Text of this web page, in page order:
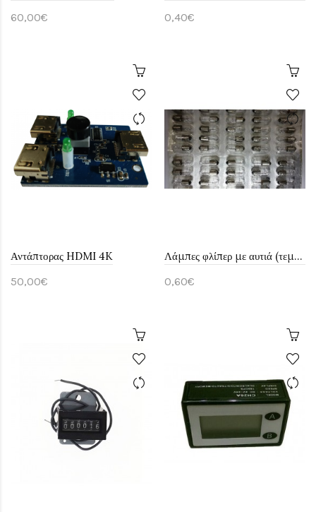
60,00€
0,40€
Αντάπτορας HDMI 4K
50,00€
Λάμπες φλίπερ με αυτιά (τεμάχιο)
0,60€